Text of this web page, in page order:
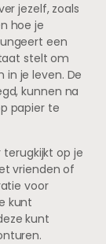
jezelf, zoals
hoe je
een
stelt om
je leven. De
kunnen na
papier te
terugkijkt op je
vrienden of
voor
kunt
kunt